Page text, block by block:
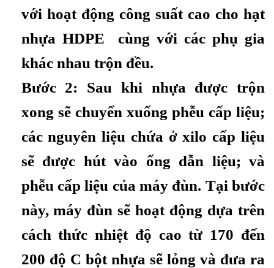
với hoạt động công suất cao cho hạt
nhựa HDPE cùng với các phụ gia
khác nhau trộn đều.
Bước 2: Sau khi nhựa được trộn
xong sẽ chuyển xuống phễu cấp liệu;
các nguyên liệu chứa ở xilo cấp liệu
sẽ được hút vào ống dẫn liệu; và
phễu cấp liệu của máy đùn. Tại bước
này, máy đùn sẽ hoạt động dựa trên
cách thức nhiệt độ cao từ 170 đến
200 độ C bột nhựa sẽ lỏng và đưa ra